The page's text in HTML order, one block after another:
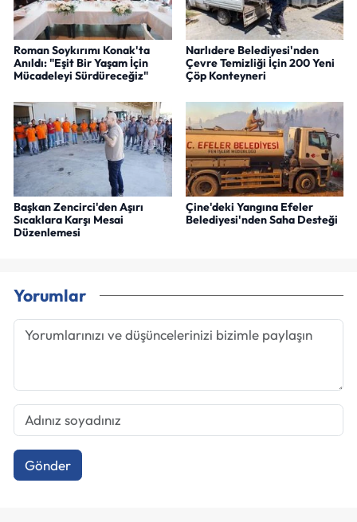
Roman Soykırımı Konak'ta
Anıldı: "Eşit Bir Yaşam İçin
Mücadeleyi Sürdüreceğiz"
Narlıdere Belediyesi'nden
Çevre Temizliği İçin 200 Yeni
Çöp Konteyneri
Başkan Zencirci'den Aşırı
Sıcaklara Karşı Mesai
Düzenlemesi
Çine'deki Yangına Efeler
Belediyesi'nden Saha Desteği
Yorumlar
Gönder